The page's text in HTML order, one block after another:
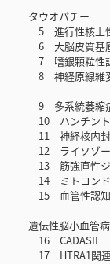
タウオパチー
5 進行性核上
6 大脳皮質基底
7 嗜銀顆粒性
8 神経原線維変
9 多系統萎縮
10 ハンチント
11 神経核内封
12 ライソゾー
13 筋強直性ジ
14 ミトコンド
15 血管性認知
遺伝性脳小血管病
16 CADASIL
17 HTRA1関連